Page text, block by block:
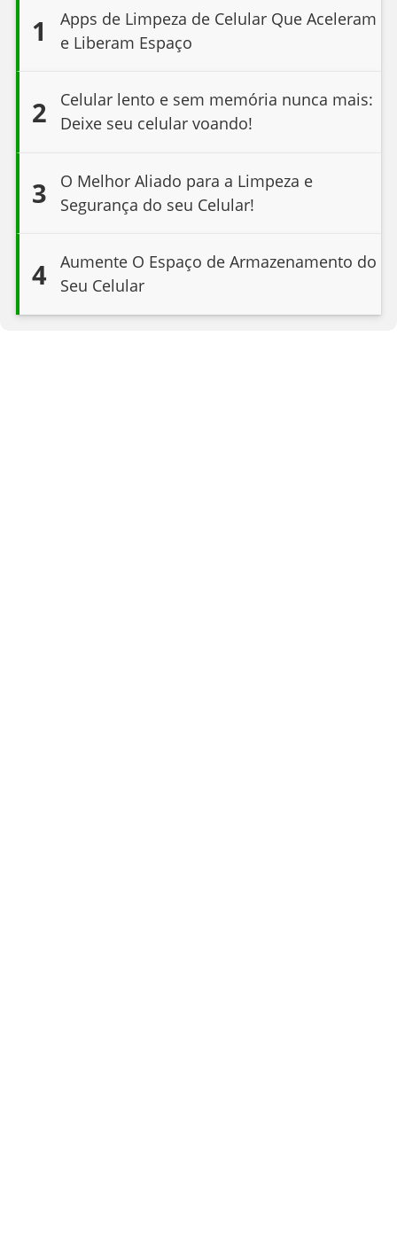
1
Apps de Limpeza de Celular Que Aceleram
e Liberam Espaço
2
Celular lento e sem memória nunca mais:
Deixe seu celular voando!
3
O Melhor Aliado para a Limpeza e
Segurança do seu Celular!
4
Aumente O Espaço de Armazenamento do
Seu Celular